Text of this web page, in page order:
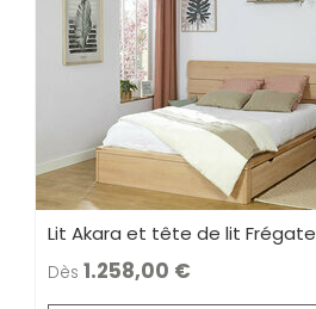
Lit Akara et tête de lit Frégate
Dès 1.258,00